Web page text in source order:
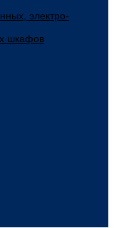
электро-
шкафов